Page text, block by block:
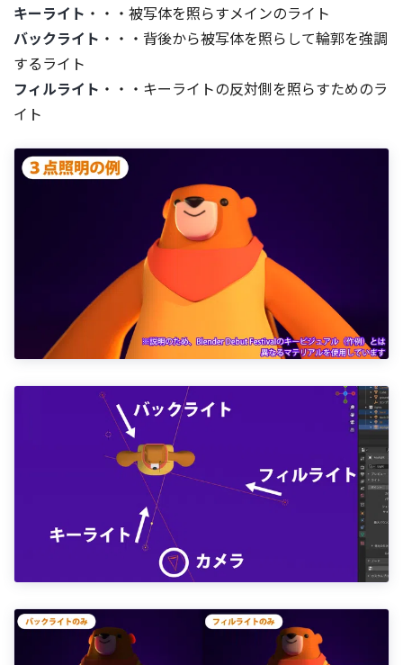
キーライト ・・・被写体を照らすメインのライト
バックライト ・・・背後から被写体を照らして輪郭を強調
するライト
フィルライト ・・・キーライトの反対側を照らすためのラ
イト